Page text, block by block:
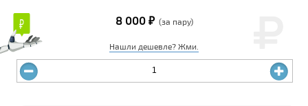
₽
₽ 8 000 ₽ (за пару)
Нашли дешевле? Жми.